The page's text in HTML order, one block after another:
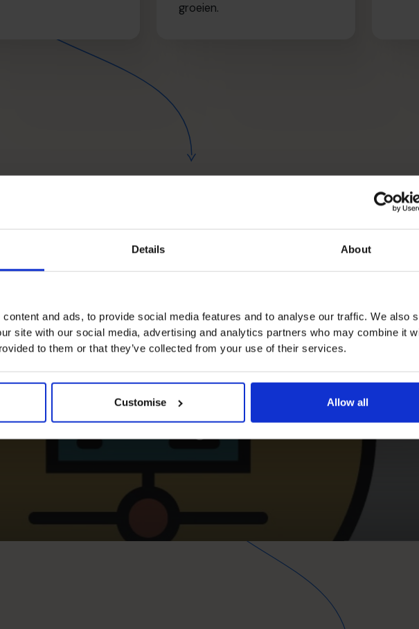
Details About
and ads, to provide social media features and to analyse our traffic. We also
site with our social media, advertising and analytics partners who may combine it
to them or that they’ve collected from your use of their services.
Customise Allow all
groeien.
bedrijven in
we ze helpen
hun doelen
ondersteund met
om
en kansen voor groei